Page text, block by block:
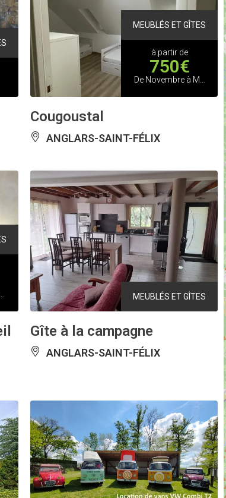
MEUBLÉS ET GÎTES
à partir de
750€
Cougoustal
ANGLARS-SAINT-FÉLIX
MEUBLÉS ET GÎTES
Gîte à la campagne
ANGLARS-SAINT-FÉLIX